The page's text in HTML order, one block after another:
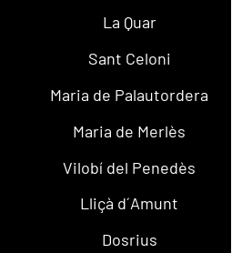
La Quar
Sant Celoni
Maria de Palautordera
Maria de Merlès
Vilobí del Penedès
Lliçà d´Amunt
Dosrius